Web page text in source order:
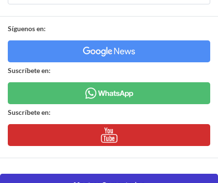
Síguenos en:
Suscríbete en:
Suscríbete en: